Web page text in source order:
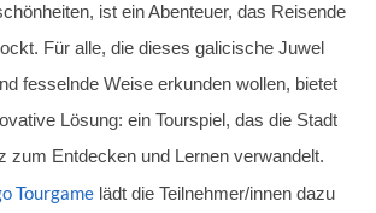
ist ein Abenteuer, das Reisende
Für alle, die dieses galicische Juwel
fesselnde Weise erkunden wollen, bietet
Lösung: ein Tourspiel, das die Stadt
zum Entdecken und Lernen verwandelt.
Tourgame lädt die Teilnehmer/innen dazu